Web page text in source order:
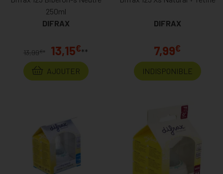
250ml
DIFRAX
13,99€* 13,15€**
AJOUTER
DIFRAX
7,99€
INDISPONIBLE